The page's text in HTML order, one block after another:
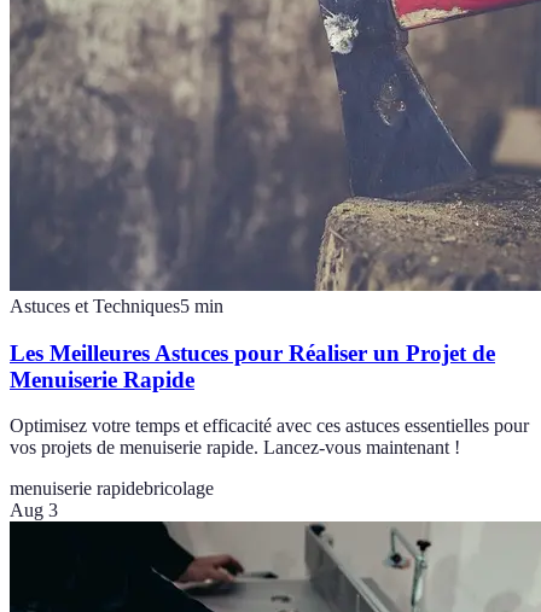
Astuces et Techniques5 min
Les Meilleures Astuces pour Réaliser un Projet de
Menuiserie Rapide
Optimisez votre temps et efficacité avec ces astuces essentielles pour
vos projets de menuiserie rapide. Lancez-vous maintenant !
menuiserie rapidebricolage
Aug 3